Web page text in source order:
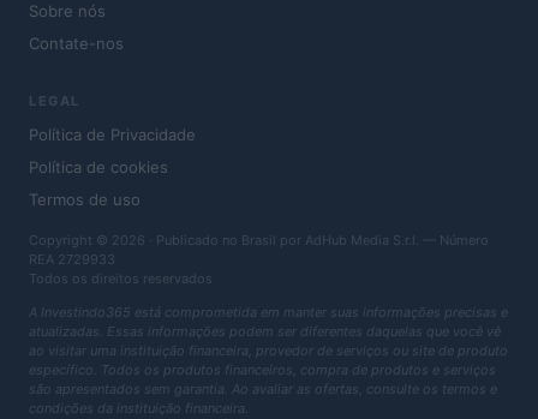
Sobre nós
Contate-nos
LEGAL
Política de Privacidade
Política de cookies
Termos de uso
Copyright © 2026 · Publicado no Brasil por AdHub Media S.r.l. — Número
REA 2729933
Todos os direitos reservados
A Investindo365 está comprometida em manter suas informações precisas e
atualizadas. Essas informações podem ser diferentes daquelas que você vê
ao visitar uma instituição financeira, provedor de serviços ou site de produto
específico. Todos os produtos financeiros, compra de produtos e serviços
são apresentados sem garantia. Ao avaliar as ofertas, consulte os termos e
condições da instituição financeira.